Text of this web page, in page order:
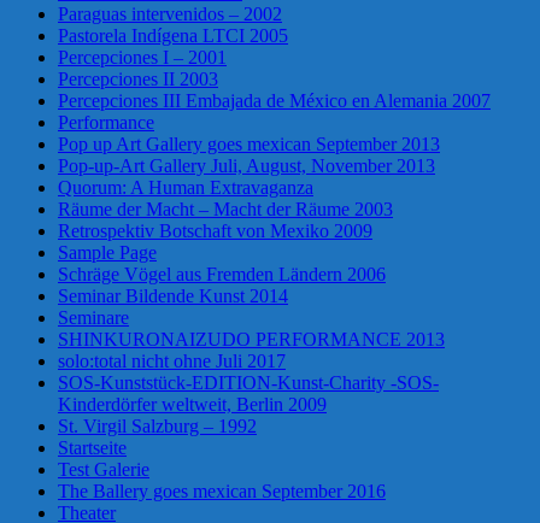
Paraguas intervenidos – 2002
Pastorela Indígena LTCI 2005
Percepciones I – 2001
Percepciones II 2003
Percepciones III Embajada de México en Alemania 2007
Performance
Pop up Art Gallery goes mexican September 2013
Pop-up-Art Gallery Juli, August, November 2013
Quorum: A Human Extravaganza
Räume der Macht – Macht der Räume 2003
Retrospektiv Botschaft von Mexiko 2009
Sample Page
Schräge Vögel aus Fremden Ländern 2006
Seminar Bildende Kunst 2014
Seminare
SHINKURONAIZUDO PERFORMANCE 2013
solo:total nicht ohne Juli 2017
SOS-Kunststück-EDITION-Kunst-Charity -SOS-
Kinderdörfer weltweit, Berlin 2009
St. Virgil Salzburg – 1992
Startseite
Test Galerie
The Ballery goes mexican September 2016
Theater